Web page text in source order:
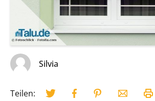
Silvia
Teilen: